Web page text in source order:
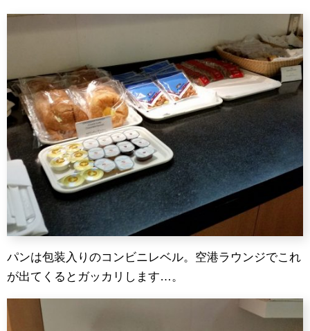
パンは包装入りのコンビニレベル。空港ラウンジでこれ
が出てくるとガッカリします…。